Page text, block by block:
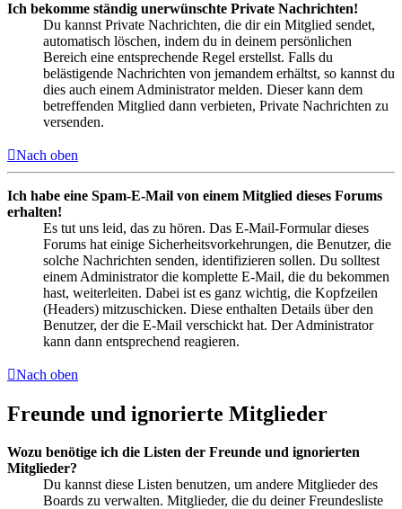
Ich bekomme ständig unerwünschte Private Nachrichten!
Du kannst Private Nachrichten, die dir ein Mitglied sendet,
automatisch löschen, indem du in deinem persönlichen
Bereich eine entsprechende Regel erstellst. Falls du
belästigende Nachrichten von jemandem erhältst, so kannst du
dies auch einem Administrator melden. Dieser kann dem
betreffenden Mitglied dann verbieten, Private Nachrichten zu
versenden.
Nach oben
Ich habe eine Spam-E-Mail von einem Mitglied dieses Forums
erhalten!
Es tut uns leid, das zu hören. Das E-Mail-Formular dieses
Forums hat einige Sicherheitsvorkehrungen, die Benutzer, die
solche Nachrichten senden, identifizieren sollen. Du solltest
einem Administrator die komplette E-Mail, die du bekommen
hast, weiterleiten. Dabei ist es ganz wichtig, die Kopfzeilen
(Headers) mitzuschicken. Diese enthalten Details über den
Benutzer, der die E-Mail verschickt hat. Der Administrator
kann dann entsprechend reagieren.
Nach oben
Freunde und ignorierte Mitglieder
Wozu benötige ich die Listen der Freunde und ignorierten
Mitglieder?
Du kannst diese Listen benutzen, um andere Mitglieder des
Boards zu verwalten. Mitglieder, die du deiner Freundesliste